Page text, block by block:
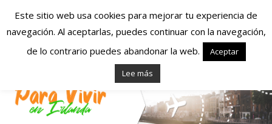
Españoles en
Irlanda – Vivir en
Este sitio web usa cookies para mejorar tu experiencia de
navegación. Al aceptarlas, puedes continuar con la navegación,
de lo contrario puedes abandonar la web.
Aceptar
Lee más